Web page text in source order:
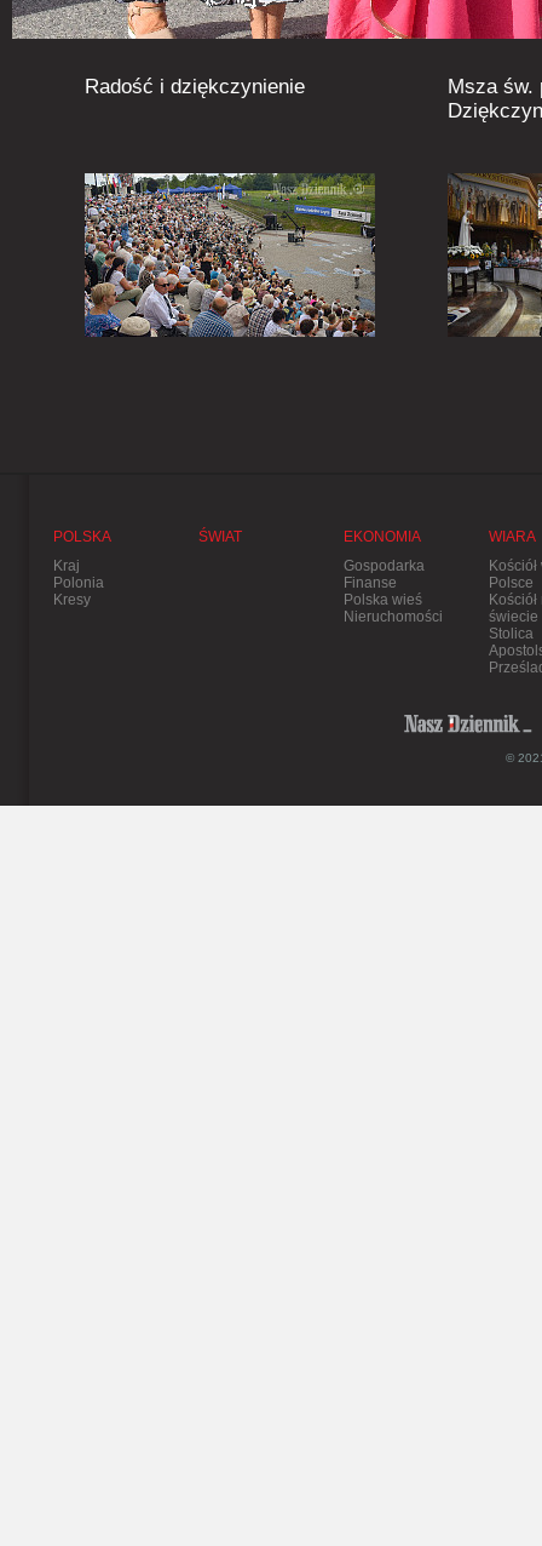
Radość i dziękczynienie
Msza św.
POLSKA
Kraj
Polonia
Kresy
ŚWIAT
EKONOMIA
Gospodarka
Finanse
Polska wieś
Nieruchomości
WIARA
Kościół
Polsce
Kościół
świecie
Stolica
©